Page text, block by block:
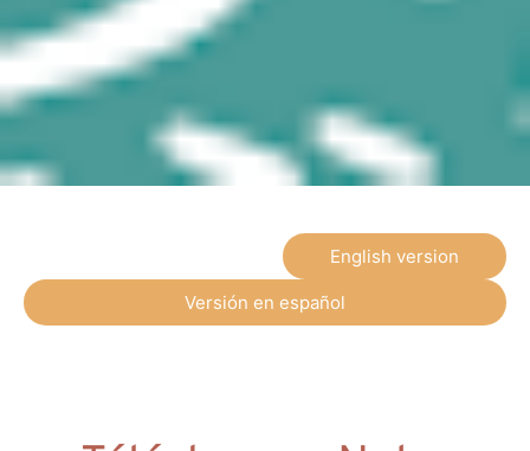
English version
Versión en español